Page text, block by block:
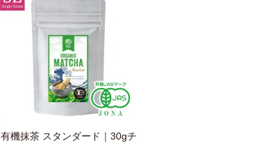
有機抹茶 スタンダード｜30gチ